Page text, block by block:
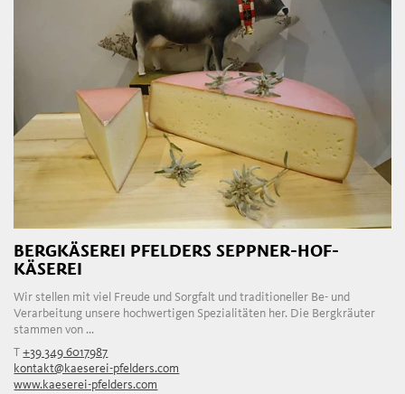
BERGKÄSEREI PFELDERS SEPPNER-HOF-
KÄSEREI
Wir stellen mit viel Freude und Sorgfalt und traditioneller Be- und
Verarbeitung unsere hochwertigen Spezialitäten her. Die Bergkräuter
stammen von ...
T+39 349 6017987
kontakt@kaeserei-pfelders.com
www.kaeserei-pfelders.com